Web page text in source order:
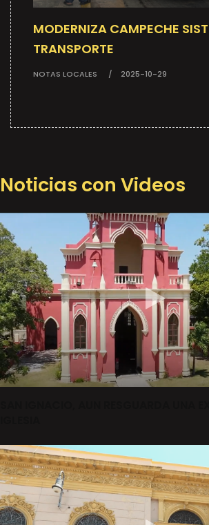
MODERNIZA CAMPECHE
TRANSPORTE
NOTAS LOCALES 2025-10-29
Noticias con Videos